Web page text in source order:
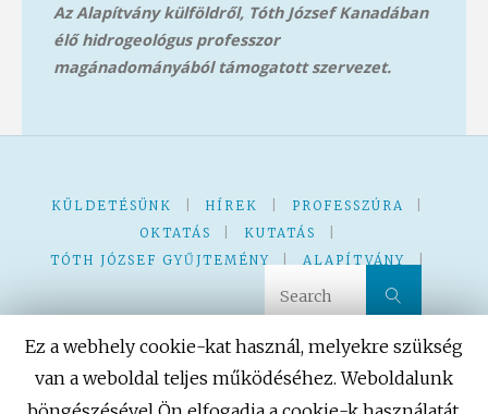
Az Alapítvány külföldről, Tóth József Kanadában
élő hidrogeológus professzor
magánadományából támogatott szervezet.
KÜLDETÉSÜNK HÍREK PROFESSZÚRA
OKTATÁS
KUTATÁS
TÓTH JÓZSEF GYŰJTEMÉNY
ALAPÍTVÁNY
Search
Ez a webhely cookie-kat használ, melyekre szükség
van a weboldal teljes működéséhez. Weboldalunk